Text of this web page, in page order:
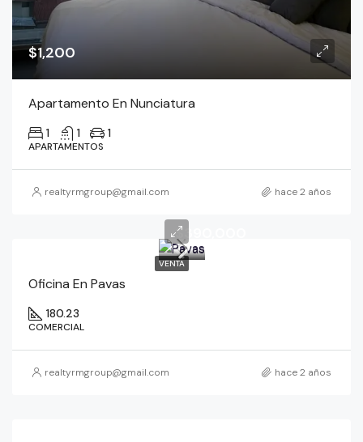
$1,200
Apartamento En Nunciatura
1 1 1
APARTAMENTOS
realtyrmgroup@gmail.com hace 2 años
VENTA
$390,000
Oficina En Pavas
180.23
COMERCIAL
realtyrmgroup@gmail.com hace 2 años